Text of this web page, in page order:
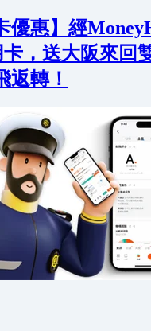
優惠】經
，送大阪來回
返轉！